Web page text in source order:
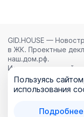
GID.HOUSE —
в ЖК. Проектные
наш.дом.рф.
Использование сайта
соглашением
,
Политикой
ООО
Пользуясь
использования
Подробнее